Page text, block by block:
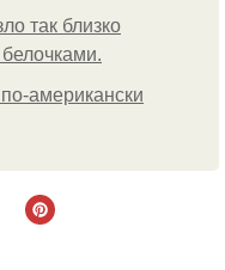
так близко
американски